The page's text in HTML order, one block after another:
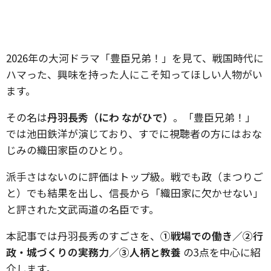
2026年の大河ドラマ「豊臣兄弟！」を見て、戦国時代に
ハマった、興味を持った人にこそ知ってほしい人物がい
ます。
その名は丹羽長秀（にわ ながひで） 。「豊臣兄弟！」
では池田鉄洋が演じており、すでに視聴者の方にはおな
じみの織田家臣のひとり。
派手さはないのに評価はトップ級。戦でも政（まつりご
と）でも結果を出し、信長から「織田家に欠かせない」
と評された文武両道の名臣です。
本記事では丹羽長秀のすごさを、 ①戦場での働き／②行
政・城づくりの実務力／③人柄と教養 の3点を中心に紹